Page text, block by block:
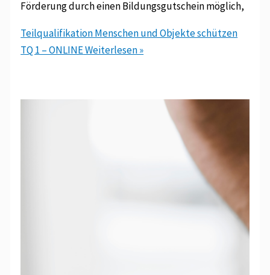
Förderung durch einen Bildungsgutschein möglich,
Teilqualifikation Menschen und Objekte schützen
TQ 1 – ONLINEWeiterlesen »